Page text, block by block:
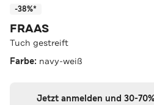
-38%*
FRAAS
Tuch gestreift
Farbe: navy-weiß
Jetzt anmelden und 30-